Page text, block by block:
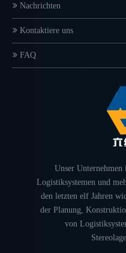
Nachrichten
Kontaktiere uns
FAQ
Unser Unternehmen
Logistiksystemen und
den letzten elf Jahren
der Planung,
von